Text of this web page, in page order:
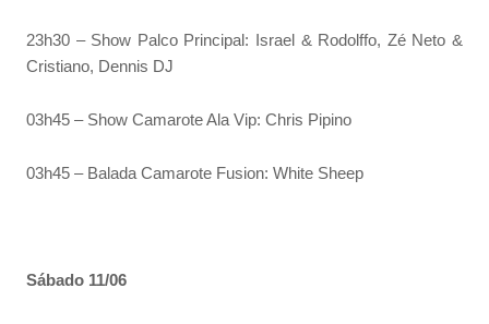
23h30 – Show Palco Principal: Israel & Rodolffo, Zé Neto &
Cristiano, Dennis DJ
03h45 – Show Camarote Ala Vip: Chris Pipino
03h45 – Balada Camarote Fusion: White Sheep
Sábado 11/06